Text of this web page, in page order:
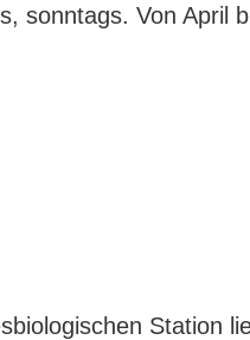
sonntags. Von April
Station